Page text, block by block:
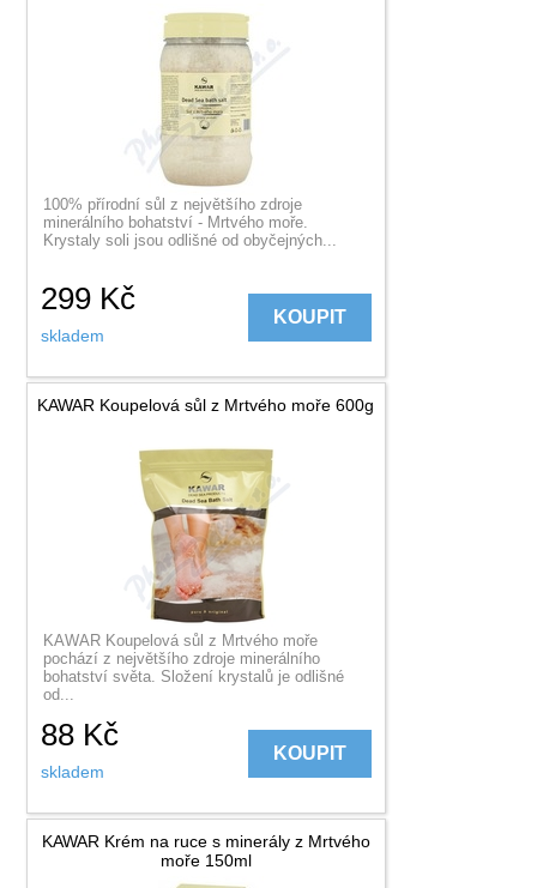
100% přírodní sůl z největšího zdroje
minerálního bohatství - Mrtvého moře.
Krystaly soli jsou odlišné od obyčejných...
299 Kč
skladem
KOUPIT
KAWAR Koupelová sůl z Mrtvého moře 600g
KAWAR Koupelová sůl z Mrtvého moře
pochází z největšího zdroje minerálního
bohatství světa. Složení krystalů je odlišné
od...
88 Kč
skladem
KOUPIT
KAWAR Krém na ruce s minerály z Mrtvého
moře 150ml